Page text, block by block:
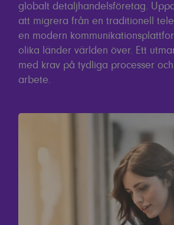
globalt detaljhandelsföretag.
att migrera från en traditionell
en modern
olika länder världen över. Ett
med krav på tydliga processer
arbete.